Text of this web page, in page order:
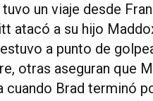
un viaje desde
atacó a su hijo
a punto de
otras aseguran que
Brad terminó